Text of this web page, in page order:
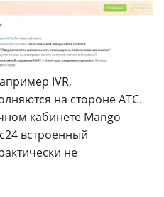
IVR,
на стороне АТС.
кабинете Mango
встроенный
не